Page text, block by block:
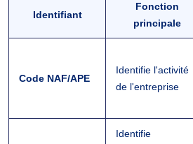
Identifiant
Fonction
principale
Code NAF/APE
Identifie l'activité
de l'entreprise
Identifie